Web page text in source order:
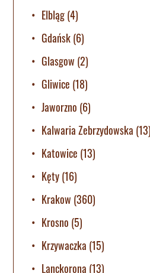
Elbląg(4)
Gdańsk(6)
Glasgow (2)
Gliwice (18)
Jaworzno (6)
Kalwaria Zebrzydowska (13)
Katowice (13)
Kęty(16)
Krakow (360)
Krosno (5)
Krzywaczka (15)
Lanckorona (13)